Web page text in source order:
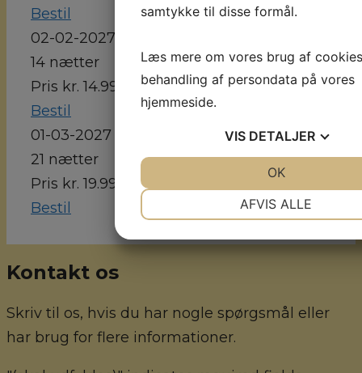
Bestil
02-02-2027
14 nætter
Pris kr. 14.998,-
Bestil
01-03-2027
21 nætter
Pris kr. 19.998,-
Bestil
Kontakt os
Skriv til os, hvis du har nogle spørgsmål eller
har brug for flere informationer.
samtykke til disse formål.
Læs mere om vores brug af
behandling af persondata på vores
hjemmeside.
VIS DETALJER
AFVIS ALLE
OK